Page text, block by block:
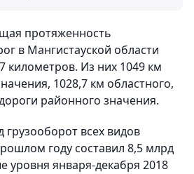
протяженность
в Мангистауской области
километров. Из них 1049 км
1028,7 км областного,
районного значения.
всех видов
году составил 8,5 млрд
уровня января-декабря 2018